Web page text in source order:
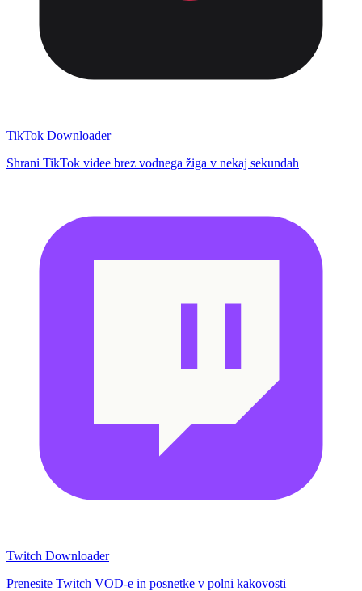
TikTok Downloader
Shrani TikTok videe brez vodnega žiga v nekaj sekundah
Twitch Downloader
Prenesite Twitch VOD-e in posnetke v polni kakovosti